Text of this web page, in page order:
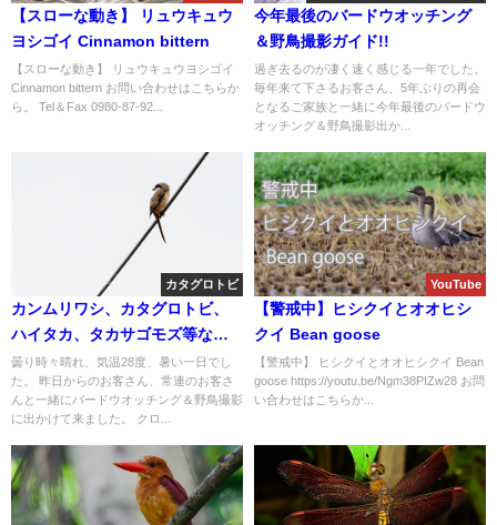
【スローな動き】 リュウキュウ
ヨシゴイ Cinnamon bittern
【スローな動き】 リュウキュウヨシゴイ
Cinnamon bittern お問い合わせはこちらか
ら。 Tel＆Fax 0980-87-92...
今年最後のバードウオッチング
＆野鳥撮影ガイド!!
過ぎ去るのが凄く速く感じる一年でした。
毎年来て下さるお客さん、5年ぶりの再会
となるご家族と一緒に今年最後のバードウ
オッチング＆野鳥撮影出か...
カタグロトビ
カンムリワシ、カタグロトビ、
ハイタカ、タカサゴモズ等など
盛り沢山！！バードウオッチン
グ＆野鳥撮影ガイド。
曇り時々晴れ、気温28度、暑い一日でし
た。 昨日からのお客さん、常連のお客さ
んと一緒にバードウオッチング＆野鳥撮影
に出かけて来ました。 クロ...
YouTube
【警戒中】ヒシクイとオオヒシ
クイ Bean goose
【警戒中】 ヒシクイとオオヒシクイ Bean
goose https://youtu.be/Ngm38PIZw28 お問
い合わせはこちらか...